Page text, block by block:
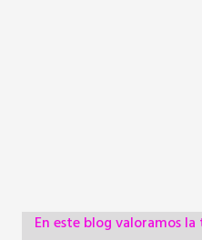
En este blog valoramos